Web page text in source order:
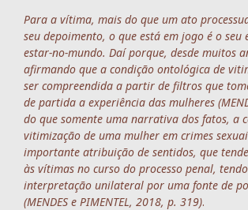
Para a vítima, mais do que um ato
seu depoimento, o que está em jogo é o seu
estar-no-mundo. Daí porque, desde muitos
afirmando que a condição ontológica de
ser compreendida a partir de filtros que
de partida a experiência das mulheres
do que somente uma narrativa dos fatos, a
vitimização de uma mulher em crimes
importante atribuição de sentidos, que
às vítimas no curso do processo penal,
interpretação unilateral por uma fonte de
(MENDES e PIMENTEL, 2018, p. 319).